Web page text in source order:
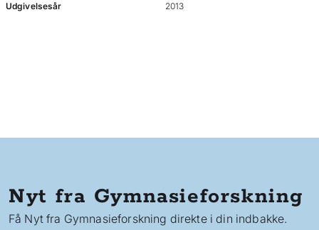
Udgivelsesår 2013
Nyt fra Gymnasieforskning
Få Nyt fra Gymnasieforskning direkte i din indbakke.